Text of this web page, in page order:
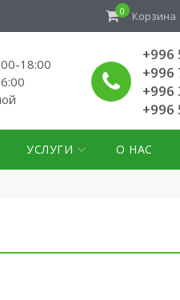
0 Корзина
18:00
+996
+996
+996
+996
УСЛУГИ О НАС